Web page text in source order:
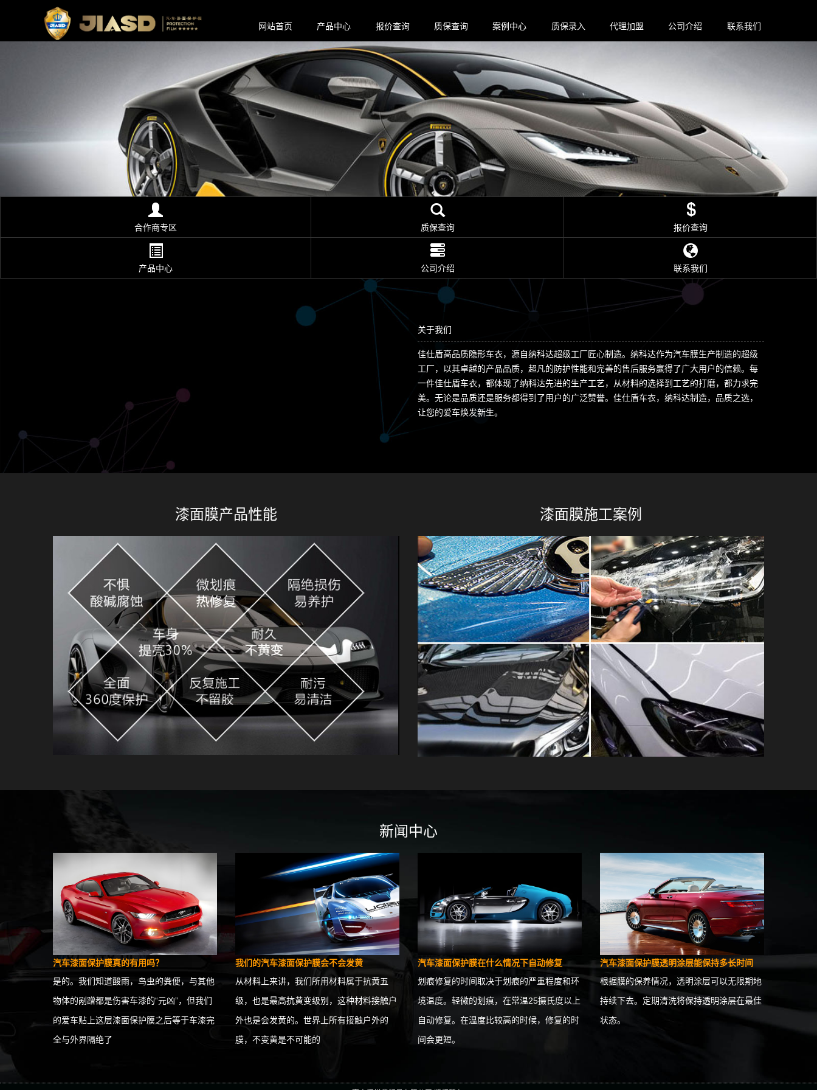
网站首页 产品中心 报价查询 质保查询 案例中心 质保录入 代理加盟 公司介绍 联系我们
合作商专区 质保查询 报价查询
产品中心 公司介绍 联系我们
关于我们
佳仕盾高品质隐形车衣，源自纳科达超级工厂匠心制造。纳科达作为汽车膜生产制造的超级
工厂，以其卓越的产品品质，超凡的防护性能和完善的售后服务赢得了广大用户的信赖。每
一件佳仕盾车衣，都体现了纳科达先进的生产工艺，从材料的选择到工艺的打磨，都力求完
美。无论是品质还是服务都得到了用户的广泛赞誉。佳仕盾车衣，纳科达制造，品质之选，
让您的爱车焕发新生。
漆面膜产品性能 漆面膜施工案例
新闻中心
汽车漆面保护膜真的有用吗？
是的。我们知道酸雨，鸟虫的粪便，与其他
物体的剐蹭都是伤害车漆的“元凶”，但我们
的爱车贴上这层漆面保护膜之后等于车漆完
全与外界隔绝了
我们的汽车漆面保护膜会不会发黄
从材料上来讲，我们所用材料属于抗黄五
级，也是最高抗黄变级别，这种材料接触户
外也是会发黄的。世界上所有接触户外的
膜，不变黄是不可能的
汽车漆面保护膜在什么情况下自动修复
划痕修复的时间取决于划痕的严重程度和环
境温度。轻微的划痕，在常温25摄氏度以上
自动修复。在温度比较高的时候，修复的时
间会更短。
汽车漆面保护膜透明涂层能保持多长时间
根据膜的保养情况，透明涂层可以无限期地
持续下去。定期清洗将保持透明涂层在最佳
状态。